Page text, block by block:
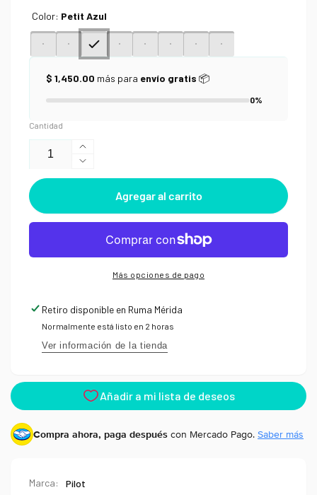
Color: Petit Azul
$ 1,450.00 más para envío gratis 📦
0%
Cantidad
Aumentar
cantidad
para
pen
Pilot
Petit
3
Reducir
cantidad
Brush
pen
Pilot
Petit
Agregar al carrito
Más opciones de pago
Retiro disponible en Ruma Mérida
Normalmente está listo en 2 horas
Ver información de la tienda
Compra ahora, paga después con Mercado Pago. Saber más
Marca:
Pilot